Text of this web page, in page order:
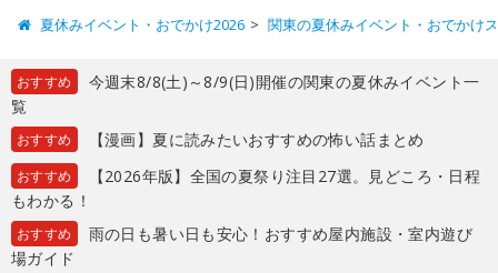
夏休みイベント・おでかけ2026 関東の夏休みイベント・おでかけ
おすすめ
今週末8/8(土)～8/9(日)開催の関東の夏休みイベント一
覧
おすすめ 【漫画】夏に読みたいおすすめの怖い話まとめ
おすすめ
【2026年版】全国の夏祭り注目27選。見どころ・日程
もわかる！
おすすめ
雨の日も暑い日も安心！おすすめ屋内施設・室内遊び
場ガイド